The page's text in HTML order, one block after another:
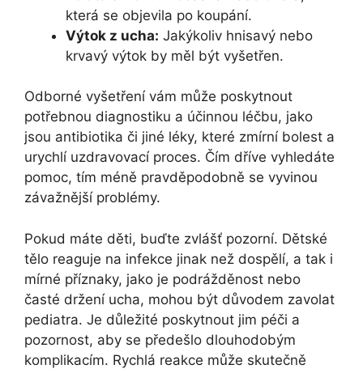
která se objevila po koupání.
Výtok z ucha: Jakýkoliv hnisavý nebo
krvavý výtok by měl být vyšetřen.
Odborné vyšetření vám může poskytnout
potřebnou diagnostiku a účinnou léčbu, jako
jsou antibiotika či jiné léky, které zmírní bolest a
urychlí uzdravovací proces. Čím dříve vyhledáte
pomoc, tím méně pravděpodobně se vyvinou
závažnější problémy.
Pokud máte děti, buďte zvlášť pozorní. Dětské
tělo reaguje na infekce jinak než dospělí, a tak i
mírné příznaky, jako je podrážděnost nebo
časté držení ucha, mohou být důvodem zavolat
pediatra. Je důležité poskytnout jim péči a
pozornost, aby se předešlo dlouhodobým
komplikacím. Rychlá reakce může skutečně